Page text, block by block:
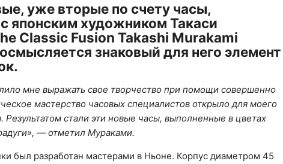
уже вторые по счету часы,
японским художником Такаси
Classic Fusion Takashi Murakami
знаковый для него элемент
мне выражать свое творчество при помощи совершенно
мастерство часовых специалистов открыло для моего
Результатом стали эти новые часы, выполненные в цветах
— отметил Мураками.
был разработан мастерами в Ньоне. Корпус диаметром 45